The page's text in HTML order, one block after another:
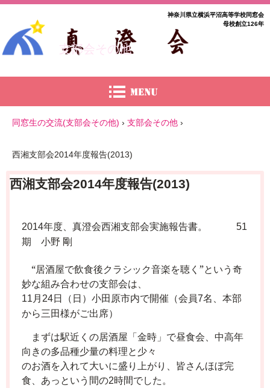
支部会その他
神奈川県立横浜平沼高等学校同窓会
母校創立126年
同窓生の交流(支部会その他) › 支部会その他 ›
西湘支部会2014年度報告(2013)
西湘支部会2014年度報告(2013)
2014年度、真澄会西湘支部会実施報告書。 51
期 小野 剛
“居酒屋で飲食後クラシック音楽を聴く”という奇
妙な組み合わせの支部会は、
11月24日（日）小田原市内で開催（会員7名、本部
から三田様がご出席）
まずは駅近くの居酒屋「金時」で昼食会、中高年
向きの多品種少量の料理と少々
のお酒を入れて大いに盛り上がり、皆さんほぼ完
食、あっという間の2時間でした。